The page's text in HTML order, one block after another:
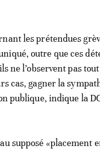
les prétendues
outre que ces
ne l’observent pas
cas, gagner la
publique, indique la
supposé «placement